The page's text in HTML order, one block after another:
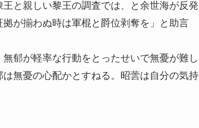
と親しい黎王の調査では、と余世海が反発
が揃わぬ時は軍棍と爵位剥奪を」と助言
郁が軽率な行動をとったせいで無憂が難し
無憂の心配かとすねる。昭蕓は自分の気持